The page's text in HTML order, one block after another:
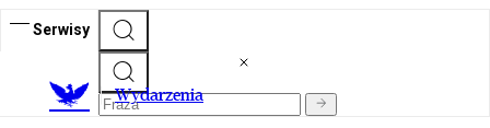
Serwisy
Wydarzenia